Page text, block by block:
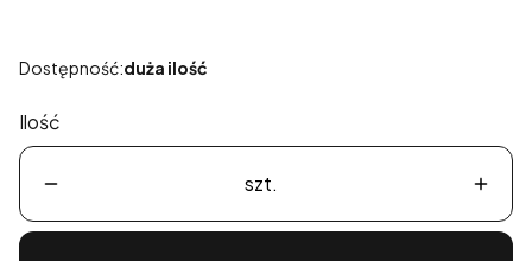
Dostępność:duża ilość
Ilość
szt.